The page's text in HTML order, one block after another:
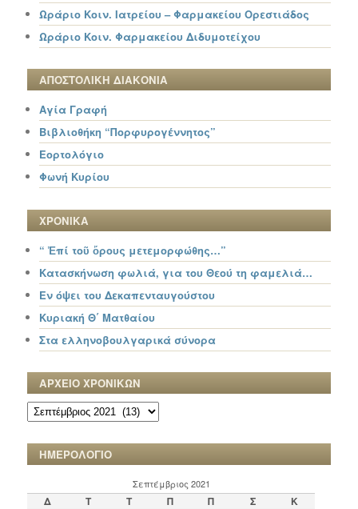
Ωράριο Κοιν. Ιατρείου – Φαρμακείου Ορεστιάδος
Ωράριο Κοιν. Φαρμακείου Διδυμοτείχου
ΑΠΟΣΤΟΛΙΚΗ ΔΙΑΚΟΝΙΑ
Αγία Γραφή
Βιβλιοθήκη “Πορφυρογέννητος”
Εορτολόγιο
Φωνή Κυρίου
ΧΡΟΝΙΚΑ
“ Ἐπί τοῦ ὄρους μετεμορφώθης…”
Κατασκήνωση φωλιά, για του Θεού τη φαμελιά…
Εν όψει του Δεκαπενταυγούστου
Κυριακή Θ΄ Ματθαίου
Στα ελληνοβουλγαρικά σύνορα
ΑΡΧΕΙΟ ΧΡΟΝΙΚΩΝ
ΑΡΧΕΙΟ
ΧΡΟΝΙΚΩΝ
ΗΜΕΡΟΛΟΓΙΟ
Σεπτέμβριος 2021
Δ Τ Τ Π Π Σ Κ